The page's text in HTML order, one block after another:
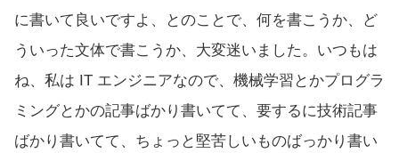
に書いて良いですよ、とのことで、何を書こうか、ど
ういった文体で書こうか、大変迷いました。いつもは
ね、私は IT エンジニアなので、機械学習とかプログラ
ミングとかの記事ばかり書いてて、要するに技術記事
ばかり書いてて、ちょっと堅苦しいものばっかり書い